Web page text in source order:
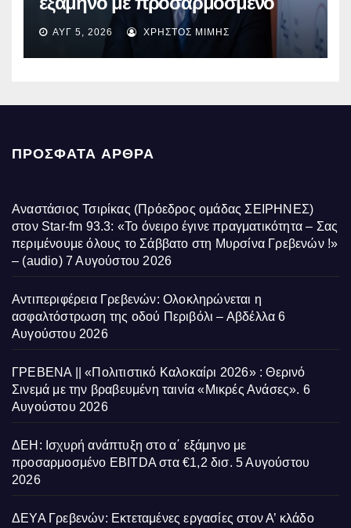
EBITDA στα €1,2 δισ.
ΑΥΓ 5, 2026 ΧΡΉΣΤΟΣ ΜΊΜΗΣ
ΠΡΌΣΦΑΤΑ ΆΡΘΡΑ
Αναστάσιος Τσιρίκας (Πρόεδρος ομάδας ΣΕΙΡΗΝΕΣ)
στον Star-fm 93.3: «Το όνειρο έγινε πραγματικότητα – Σας
περιμένουμε όλους το Σάββατο στη Μυρσίνα Γρεβενών !»
– (audio) 7 Αυγούστου 2026
Αντιπεριφέρεια Γρεβενών: Ολοκληρώνεται η
ασφαλτόστρωση της οδού Περιβόλι – Αβδέλλα 6
Αυγούστου 2026
ΓΡΕΒΕΝΑ || «Πολιτιστικό Καλοκαίρι 2026» : Θερινό
Σινεμά με την βραβευμένη ταινία «Μικρές Ανάσες». 6
Αυγούστου 2026
ΔΕΗ: Ισχυρή ανάπτυξη στο α΄ εξάμηνο με
προσαρμοσμένο EBITDA στα €1,2 δισ. 5 Αυγούστου
2026
ΔΕΥΑ Γρεβενών: Εκτεταμένες εργασίες στον Α’ κλάδο